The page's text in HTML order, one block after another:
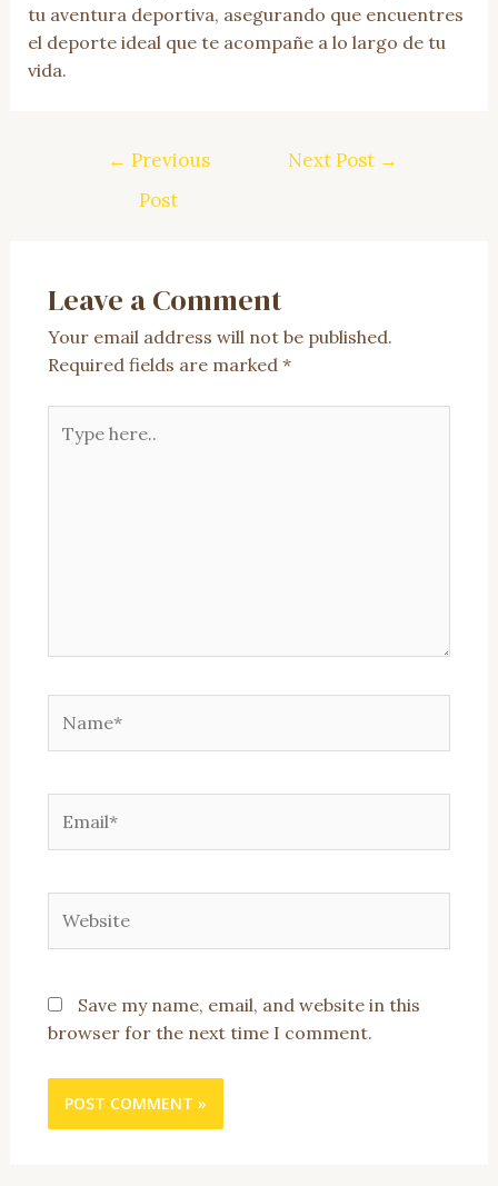
tu aventura deportiva, asegurando que encuentres
el deporte ideal que te acompañe a lo largo de tu
vida.
← Previous
Post
Next Post →
Leave a Comment
Your email address will not be published.
Required fields are marked *
here..
Save my name, email, and website in this
browser for the next time I comment.